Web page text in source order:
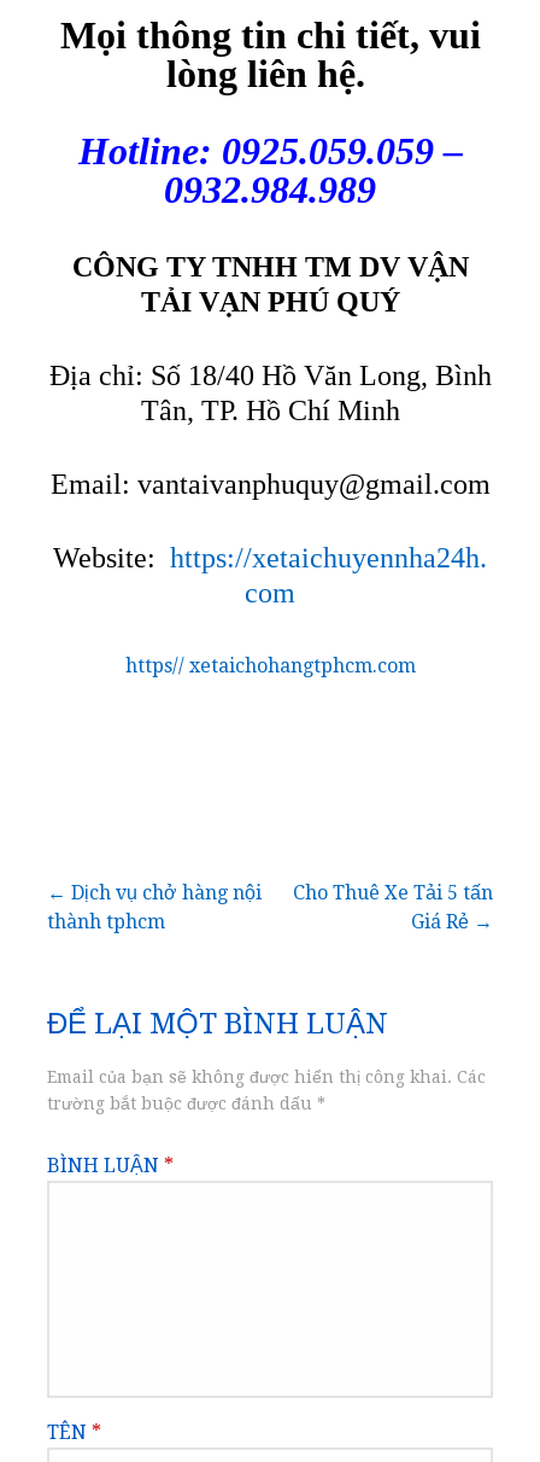
Mọi thông tin chi tiết, vui
lòng liên hệ.
Hotline: 0925.059.059 –
0932.984.989
CÔNG TY TNHH TM DV VẬN
TẢI VẠN PHÚ QUÝ
Địa chỉ: Số 18/40 Hồ Văn Long, Bình
Tân, TP. Hồ Chí Minh
Email: vantaivanphuquy@gmail.com
Website: https://xetaichuyennha24h.
com
https// xetaichohangtphcm.com
Điều
bài
viết
← Dịch vụ chở hàng nội
thành tphcm
Cho Thuê Xe Tải 5 tấn
Giá Rẻ →
ĐỂ LẠI MỘT BÌNH LUẬN
Email của bạn sẽ không được hiển thị công khai. Các
trường bắt buộc được đánh dấu *
BÌNH LUẬN *
TÊN *